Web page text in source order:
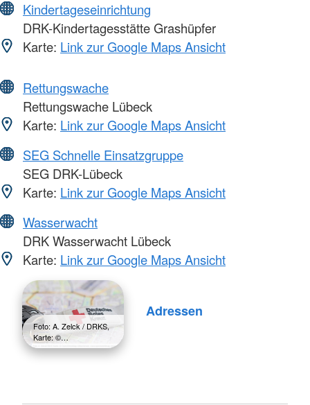
Kindertageseinrichtung
DRK-Kindertagesstätte Grashüpfer
Karte: Link zur Google Maps Ansicht
Rettungswache
Rettungswache Lübeck
Karte: Link zur Google Maps Ansicht
SEG Schnelle Einsatzgruppe
SEG DRK-Lübeck
Karte: Link zur Google Maps Ansicht
Wasserwacht
DRK Wasserwacht Lübeck
Karte: Link zur Google Maps Ansicht
Foto: A. Zelck / DRKS,
Karte: ©…
Adressen